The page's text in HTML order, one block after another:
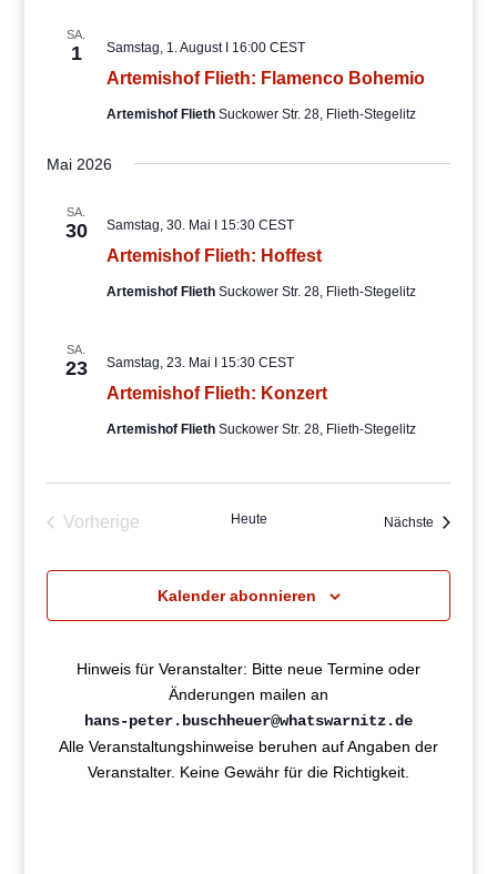
SA.
1
Artemishof Flieth: Flamenco Bohemio
Samstag, 1. August I 16:00 CEST
Artemishof Flieth Suckower Str. 28, Flieth-Stegelitz
Mai 2026
SA.
30
Artemishof Flieth: Hoffest
Samstag, 30. Mai I 15:30 CEST
Artemishof Flieth Suckower Str. 28, Flieth-Stegelitz
SA.
23
Artemishof Flieth: Konzert
Samstag, 23. Mai I 15:30 CEST
Artemishof Flieth Suckower Str. 28, Flieth-Stegelitz
Vorherige
Heute Nächste
Kalender abonnieren
Hinweis für Veranstalter: Bitte neue Termine oder
Änderungen mailen an
hans-peter.buschheuer@whatswarnitz.de
Alle Veranstaltungshinweise beruhen auf Angaben der
Veranstalter. Keine Gewähr für die Richtigkeit.